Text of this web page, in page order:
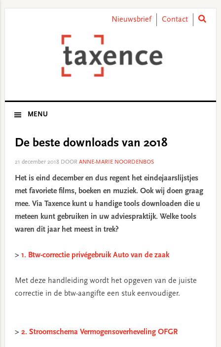
Nieuwsbrief Contact
MENU
De beste downloads van 2018
21 december 2018DOOR ANNE-MARIE NOORDENBOS
Het is eind december en dus regent het eindejaarslijstjes
met favoriete films, boeken en muziek. Ook wij doen graag
mee. Via Taxence kunt u handige tools downloaden die u
meteen kunt gebruiken in uw adviespraktijk. Welke tools
waren dit jaar het meest in trek?
> 1. Btw-correctie privégebruik Auto van de zaak
Met deze handleiding wordt het opgeven van de juiste
correctie in de btw-aangifte een stuk eenvoudiger.
> 2. Stroomschema Vermogensoverheveling OFGR